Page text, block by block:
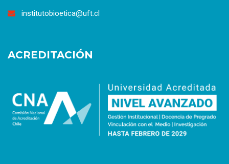
institutobioetica@uft.cl
ACREDITACIÓN